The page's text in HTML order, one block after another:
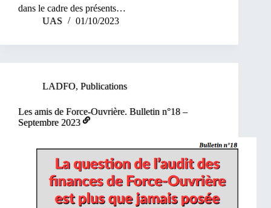
dans le cadre des présents…
UAS
01/10/2023
LADFO, Publications
Les amis de Force-Ouvrière. Bulletin n°18 –
Septembre 2023